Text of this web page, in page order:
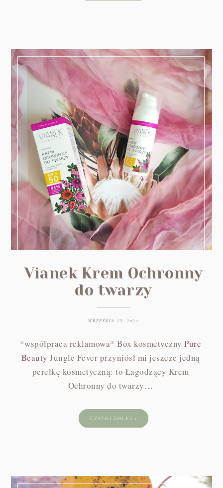
Vianek Krem Ochronny
do twarzy
WRZEŚNIA 15, 2023
*współpraca reklamowa* Box kosmetycznyPure
Beauty Jungle Fever przyniósł mi jeszcze jedną
perełkę kosmetyczną: to Łagodzący Krem
Ochronny do twarzy…
CZYTAJ DALEJ »